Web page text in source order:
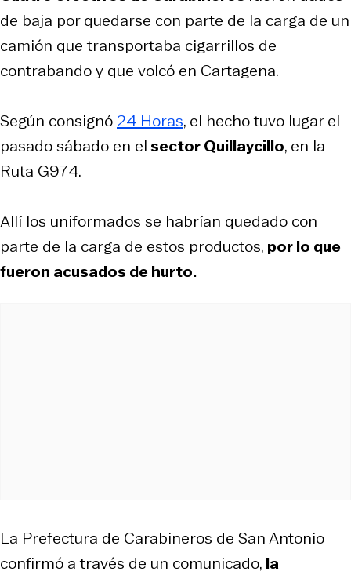
de baja por quedarse con parte de la carga de un
camión que transportaba cigarrillos de
contrabando y que volcó en Cartagena.
Según consignó 24 Horas, el hecho tuvo lugar el
pasado sábado en elsector Quillaycillo, en la
Ruta G974.
Allí los uniformados se habrían quedado con
parte de la carga de estos productos, por lo que
fueron acusados de hurto.
La Prefectura de Carabineros de San Antonio
confirmó a través de un comunicado, la